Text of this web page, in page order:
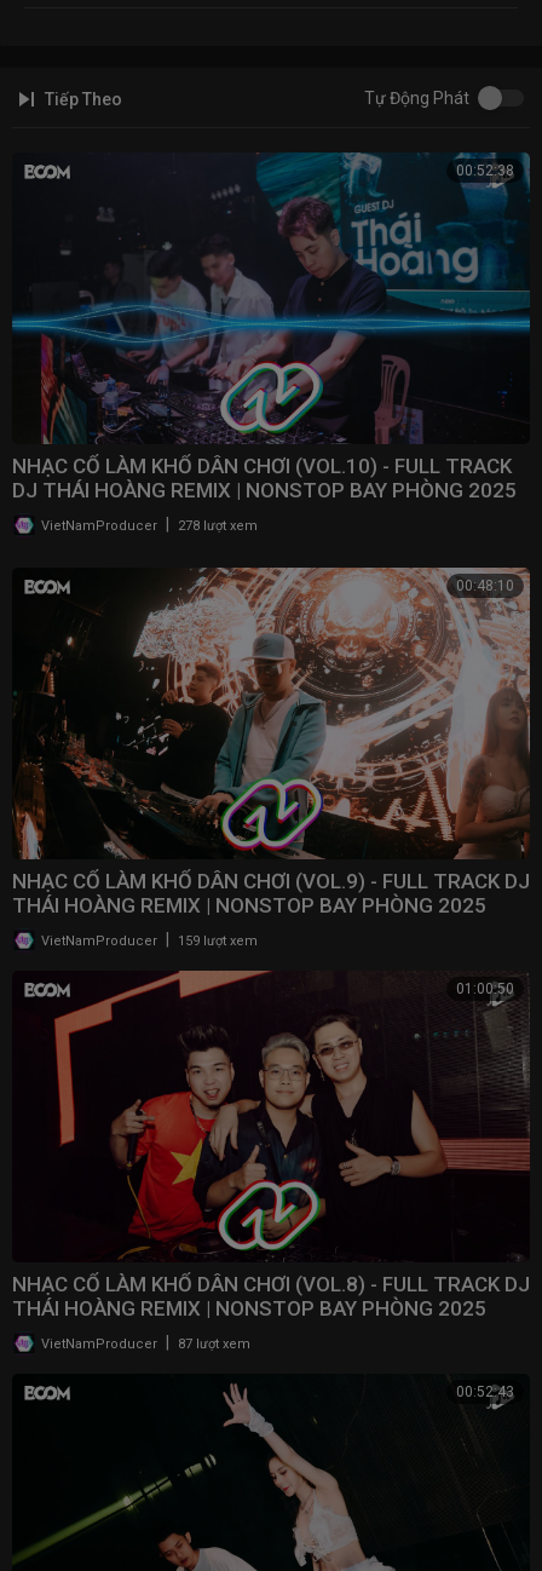
- ✉ E-mail:nonstopvn@gmail.com
© Copyright by: NONSTOP VN & Mee Media ☞ Do not Reup
Tiếp Theo Tự Động Phát
00:52:38
NHẠC CỔ LÀM KHỔ DÂN CHƠI (VOL.10) - FULL TRACK
DJ THÁI HOÀNG REMIX | NONSTOP BAY PHÒNG 2025
VietNamProducer 278 lượt xem
00:48:10
NHẠC CỔ LÀM KHỔ DÂN CHƠI (VOL.9) - FULL TRACK DJ
THÁI HOÀNG REMIX | NONSTOP BAY PHÒNG 2025
VietNamProducer 159 lượt xem
01:00:50
NHẠC CỔ LÀM KHỔ DÂN CHƠI (VOL.8) - FULL TRACK DJ
THÁI HOÀNG REMIX | NONSTOP BAY PHÒNG 2025
VietNamProducer 87 lượt xem
00:52:43